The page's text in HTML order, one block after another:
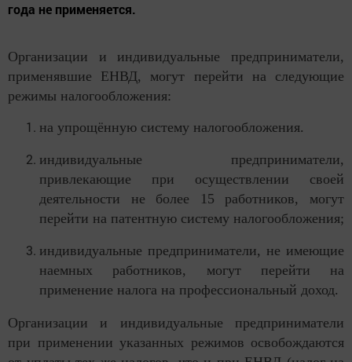
года не применяется.
Организации и индивидуальные предприниматели,
применявшие ЕНВД, могут перейти на следующие
режимы налогообложения:
на упрощённую систему налогообложения.
индивидуальные предприниматели,
привлекающие при осуществлении своей
деятельности не более 15 работников, могут
перейти на патентную систему налогообложения;
индивидуальные предприниматели, не имеющие
наемных работников, могут перейти на
применение налога на профессиональный доход.
Организации и индивидуальные предприниматели
при применении указанных режимов освобождаются